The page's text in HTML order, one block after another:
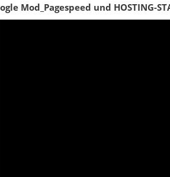
Mod_Pagespeed und HOSTING-